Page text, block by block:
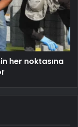
her noktasına